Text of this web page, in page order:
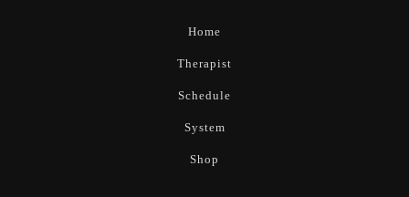
Home
Therapist
Schedule
System
Shop